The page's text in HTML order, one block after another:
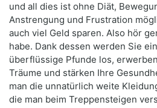
und all dies ist ohne Diät,
Anstrengung und Frustration
auch viel Geld sparen. Also hör
habe. Dank dessen werden Sie
überflüssige Pfunde los,
Träume und stärken Ihre
man die unnatürlich weite
die man beim Treppensteigen